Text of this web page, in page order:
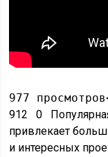
977
912 0 Популярная
привлекает
и интересных